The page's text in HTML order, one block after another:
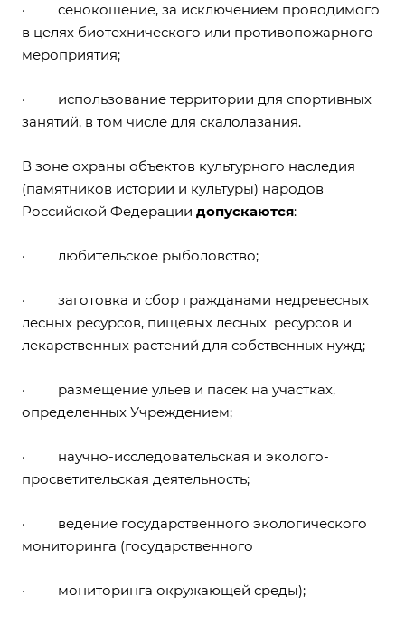
· сенокошение, за исключением проводимого
в целях биотехнического или противопожарного
мероприятия;
· использование территории для спортивных
занятий, в том числе для скалолазания.
В зоне охраны объектов культурного наследия
(памятников истории и культуры) народов
Российской Федерации допускаются:
· любительское рыболовство;
· заготовка и сбор гражданами недревесных
лесных ресурсов, пищевых лесных ресурсов и
лекарственных растений для собственных нужд;
· размещение ульев и пасек на участках,
определенных Учреждением;
· научно-исследовательская и эколого-
просветительская деятельность;
· ведение государственного экологического
мониторинга (государственного
· мониторинга окружающей среды);